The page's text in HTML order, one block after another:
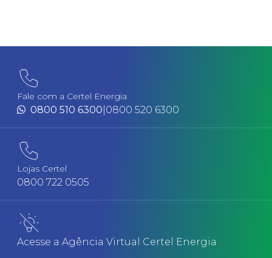
Fale com a Certel Energia
0800 510 6300 0800 520 6300
Lojas Certel
0800 722 0505
Acesse a Agência Virtual Certel Energia